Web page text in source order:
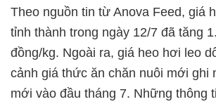
Theo nguồn tin từ Anova Feed, giá
tỉnh thành trong ngày 12/7 đã tăng
đồng/kg. Ngoài ra, giá heo hơi leo
cảnh giá thức ăn chăn nuôi mới ghi
mới vào đầu tháng 7. Những thông